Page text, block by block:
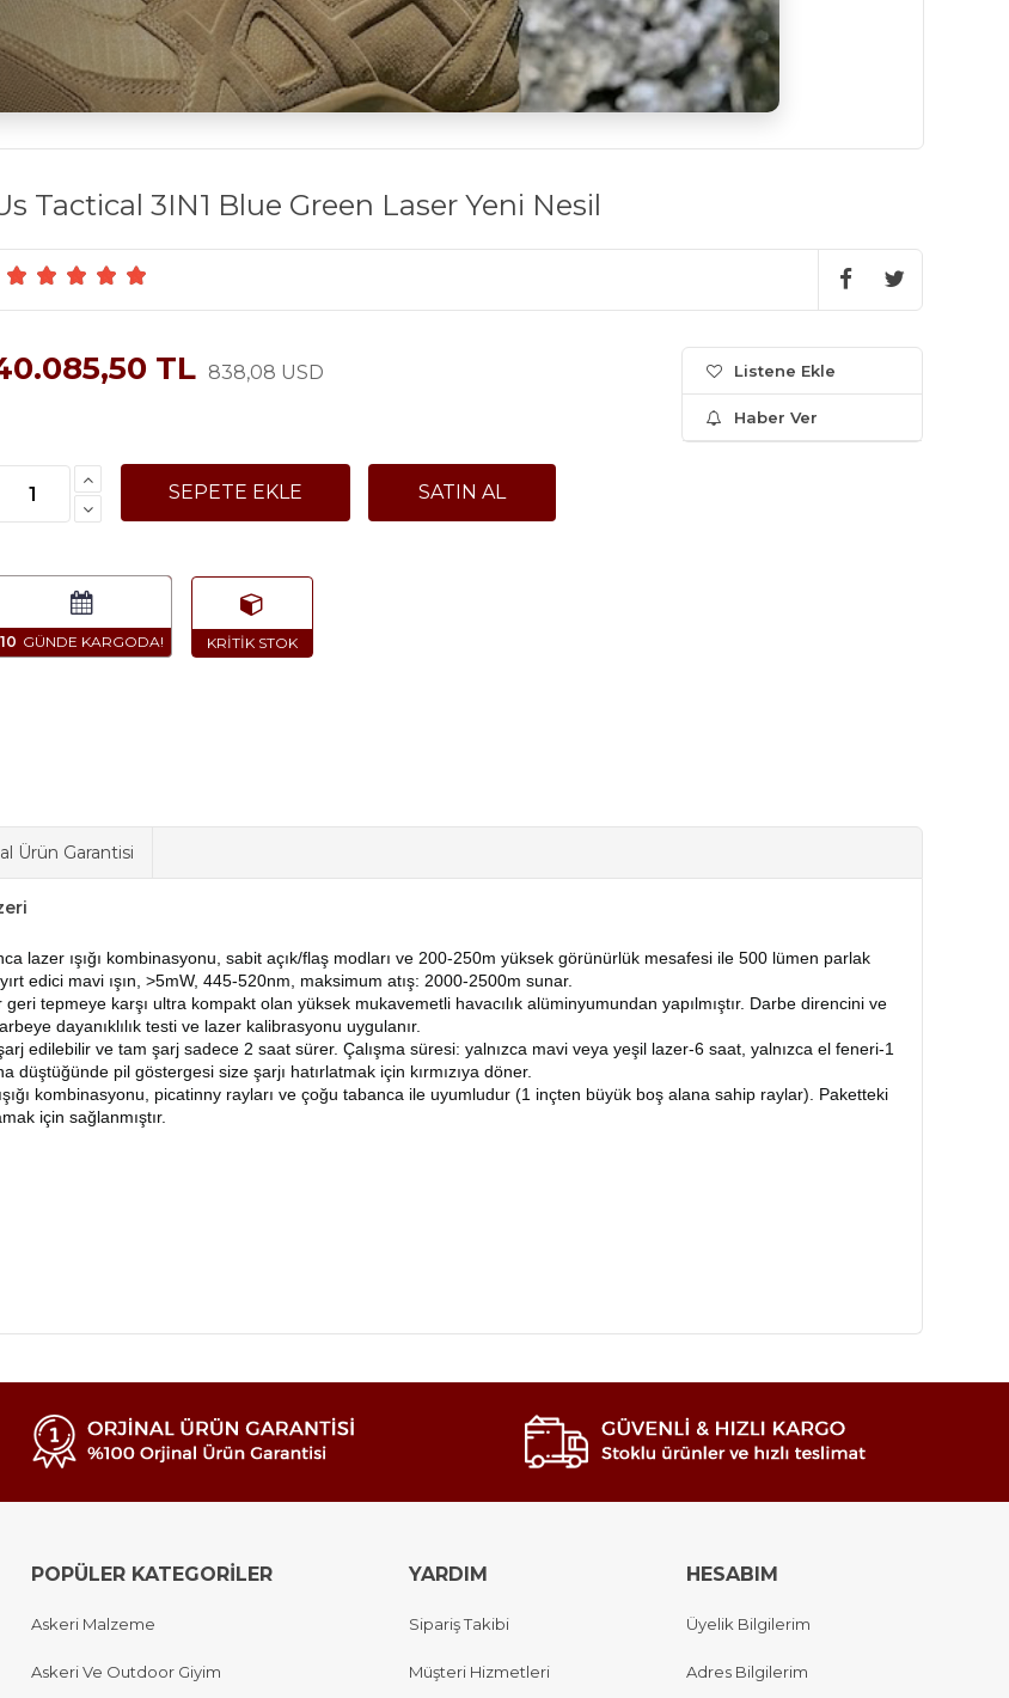
Tactical 3IN1 Blue Green Laser Yeni Nesil
TL 838,08 USD
10
Listene Ekle
Haber Ver
Ürün Garantisi
lazer ışığı kombinasyonu, sabit açık/flaş modları ve 200-250m yüksek görünürlük mesafesi ile 500 lümen parlak
edici mavi ışın, >5mW, 445-520nm, maksimum atış: 2000-2500m sunar.
tepmeye karşı ultra kompakt olan yüksek mukavemetli havacılık alüminyumundan yapılmıştır. Darbe direncini ve
dayanıklılık testi ve lazer kalibrasyonu uygulanır.
edilebilir ve tam şarj sadece 2 saat sürer. Çalışma süresi: yalnızca mavi veya yeşil lazer-6 saat, yalnızca el feneri-1
düştüğünde pil göstergesi size şarjı hatırlatmak için kırmızıya döner.
kombinasyonu, picatinny rayları ve çoğu tabanca ile uyumludur (1 inçten büyük boş alana sahip raylar). Paketteki
için sağlanmıştır.
POPÜLER KATEGORİLER
Askeri Malzeme
Askeri Ve Outdoor Giyim
YARDIM
Sipariş Takibi
Müşteri Hizmetleri
HESABIM
Üyelik Bilgilerim
Adres Bilgilerim